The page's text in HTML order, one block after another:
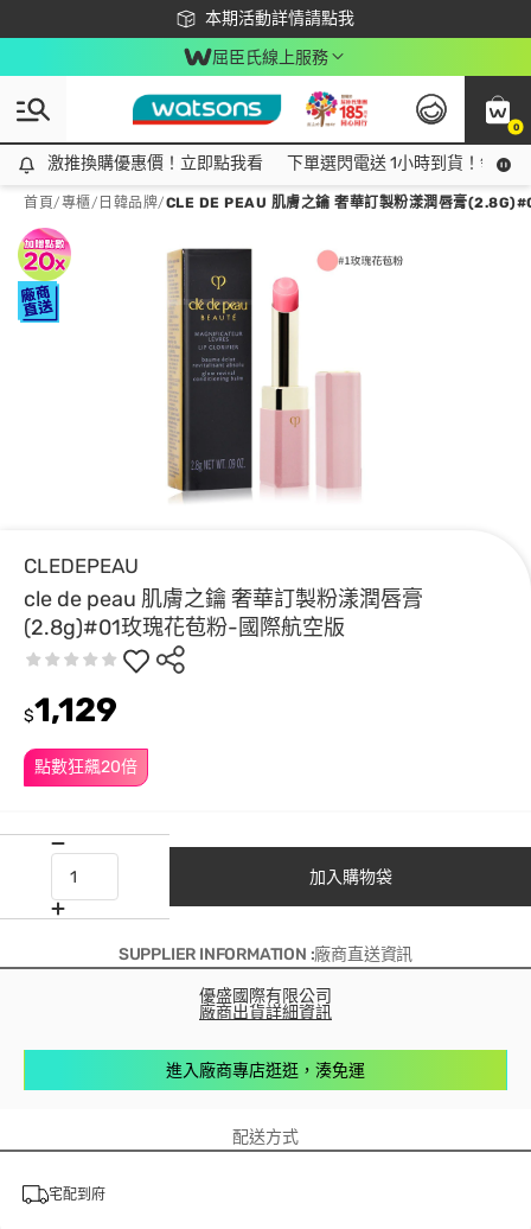
本期活動詳情請點我
下載app最高回饋$350
屈臣氏線上服務
0
激推換購優惠價！立即點我看
激推換購優惠價！立即點我看 下單選閃電送 1小時到貨！領神
首頁/專櫃/ 日韓品牌/CLE DE PEAU 肌膚之鑰 奢華訂製粉漾潤唇膏
CLEDEPEAU
cle de peau 肌膚之鑰 奢華訂製粉漾潤唇膏
(2.8g)#01玫瑰花苞粉-國際航空版
點數狂飆20倍
$1,129
加入購物袋
SUPPLIER INFORMATION :廠商直送資訊
優盛國際有限公司
廠商出貨詳細資訊
進入廠商專店逛逛，湊免運
配送方式
宅配到府